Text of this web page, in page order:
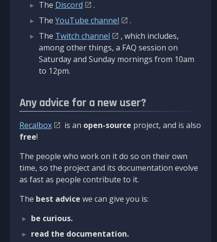
The Discord
.
The YouTube channel
.
The Twitch channel
, which includes,
among other things, a FAQ session on
Saturday and Sunday mornings from 10am
to 12pm.
Any advice for a new user?
Recalbox is an open-source project, and is also
free!
The people who work on it do so on their own
time, so the project and its documentation evolve
as fast as people contribute to it.
The best advice we can give you is:
be curious.
read the documentation.